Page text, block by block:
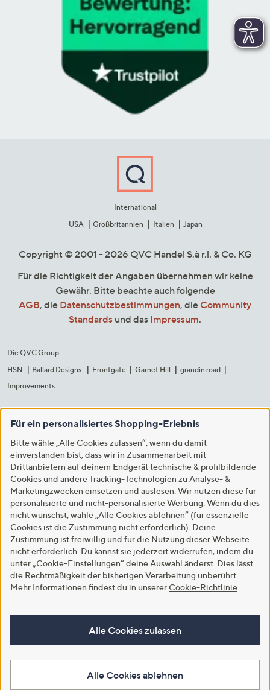
International
USA
Großbritannien Italien Japan
Copyright © 2001 - 2026 QVC Handel S.à r.l. & Co. KG
Für die Richtigkeit der Angaben übernehmen wir keine
Gewähr. Bitte beachte auch folgende
AGB, die Datenschutzbestimmungen, die Community
Standards und das Impressum.
Die QVC Group
HSN
Ballard Designs Frontgate Garnet Hill
grandin road
Improvements
Für ein personalisiertes Shopping-Erlebnis
Bitte wähle „Alle Cookies zulassen“, wenn du damit
einverstanden bist, dass wir in Zusammenarbeit mit
Drittanbietern auf deinem Endgerät technische & profilbildende
Cookies und andere Tracking-Technologien zu Analyse- &
Marketingzwecken einsetzen und auslesen. Wir nutzen diese für
personalisierte und nicht-personalisierte Werbung. Wenn du dies
nicht wünschst, wähle „Alle Cookies ablehnen“ (für essenzielle
Cookies ist die Zustimmung nicht erforderlich). Deine
Zustimmung ist freiwillig und für die Nutzung dieser Webseite
nicht erforderlich. Du kannst sie jederzeit widerrufen, indem du
unter „Cookie-Einstellungen“ deine Auswahl änderst. Dies lässt
die Rechtmäßigkeit der bisherigen Verarbeitung unberührt.
Mehr Informationen findest du in unserer Cookie-Richtlinie
Alle Cookies zulassen
Alle Cookies ablehnen